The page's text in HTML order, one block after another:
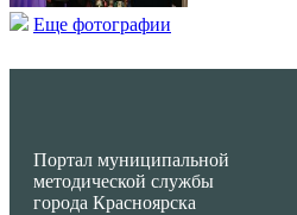
Еще фотографии
Портал муниципальной
методической службы
города Красноярска